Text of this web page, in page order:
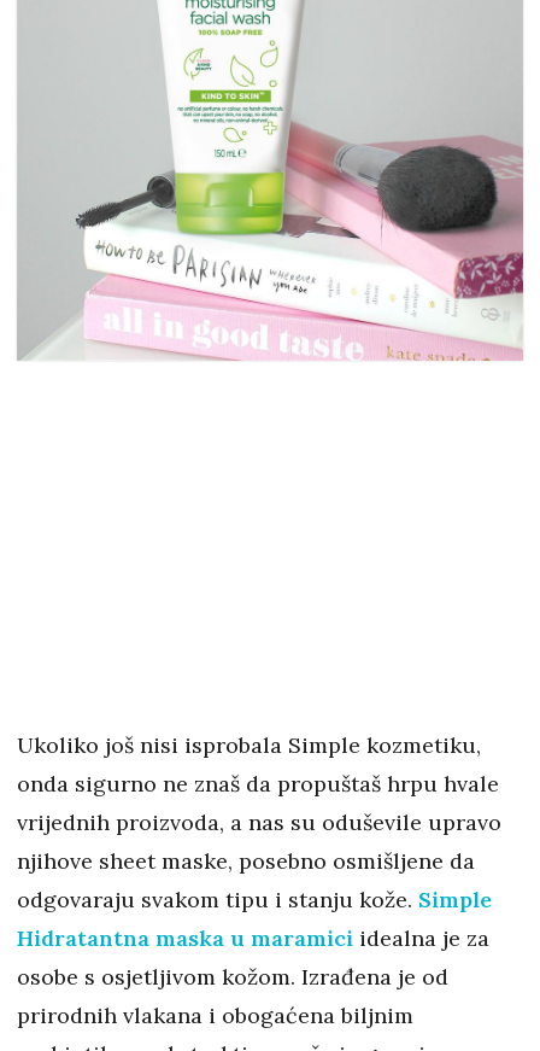
Ukoliko još nisi isprobala Simple kozmetiku,
onda sigurno ne znaš da propuštaš hrpu hvale
vrijednih proizvoda, a nas su oduševile upravo
njihove sheet maske, posebno osmišljene da
odgovaraju svakom tipu i stanju kože. Simple
Hidratantna maska u maramici idealna je za
osobe s osjetljivom kožom. Izrađena je od
prirodnih vlakana i obogaćena biljnim